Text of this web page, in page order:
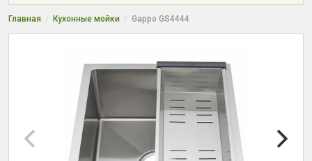
Главная Кухонные мойки Gappo GS4444